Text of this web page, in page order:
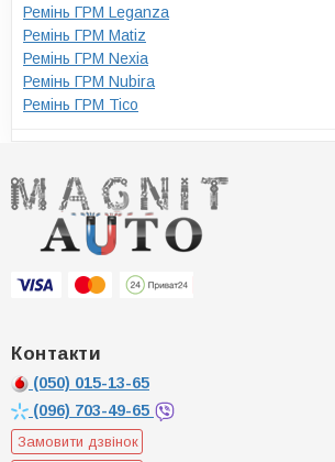
Ремінь ГРМ Leganza
Ремінь ГРМ Matiz
Ремінь ГРМ Nexia
Ремінь ГРМ Nubira
Ремінь ГРМ Tico
Контакти
(050) 015-13-65
(096) 703-49-65
Замовити дзвінок